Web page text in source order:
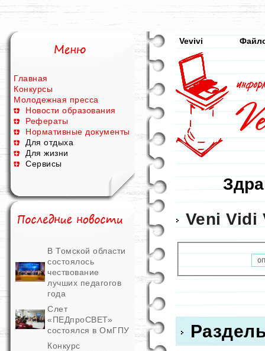
Главная
Конкурсы
Молодежная пресса
Новости образования
Рефераты
Нормативные документы
Для отдыха
Для жизни
Сервисы
В Томской области
состоялось
чествование
лучших педагогов
года
Слет
«ПЕДпроСВЕТ»
состоялся в ОмГПУ
Конкурс
Vevivi
Veni Vidi